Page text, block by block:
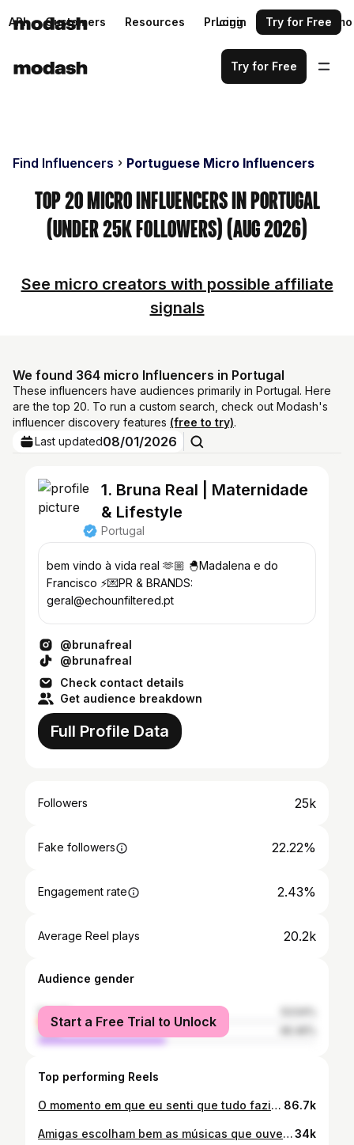
API Customers Resources Pricing Request a demo
Login Try for Free
Try for Free
Find Influencers Portuguese Micro Influencers
Top 20 Micro Influencers in Portugal
(Under 25k Followers) (Aug 2026)
See micro creators with possible affiliate
signals
We found 364 micro Influencers in Portugal
These influencers have audiences primarily in Portugal. Here
are the top 20. To run a custom search, check out Modash's
influencer discovery features (free to try).
Last updated08/01/2026
1. Bruna Real | Maternidade
& Lifestyle
Portugal
bem vindo à vida real 🫶🏼 🐣Madalena e do
Francisco ⚡️💌PR & BRANDS:
geral@echounfiltered.pt
@brunafreal
@brunafreal
Check contact details
Get audience breakdown
Full Profile Data
Followers 25k
Fake followers 22.22%
Engagement rate 2.43%
Average Reel plays 20.2k
Audience gender
female
male
Start a Free Trial to Unlock
Top performing Reels
O momento em que eu senti que tudo fazia sentido, que o medo do amor não chegar se apagou e que mais do que nunca me sentia completa 🤍 O encontro dos manos, a primeira vez que me senti mãe de dois, que vi a Madalena se tornar mana mais velha, queria eternizar este momento para sempre 🤍 . . . #posparto #mãededois #encontro #maternidadereal #filhos 86.7k
Amigas escolham bem as músicas que ouvem na gravidez 😂😂 . . . #humor #vidademae #maternidadereal #bebe #fypage34k